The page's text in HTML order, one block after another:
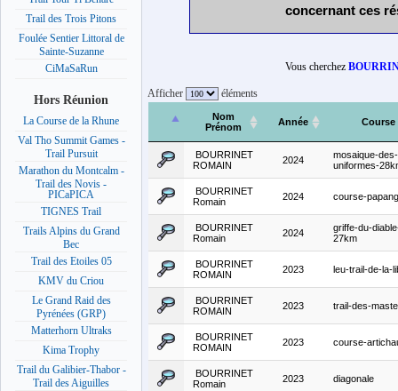
Trail des Trois Pitons
Foulée Sentier Littoral de
Sainte-Suzanne
CiMaSaRun
Hors Réunion
La Course de la Rhune
Val Tho Summit Games -
Trail Pursuit
Marathon du Montcalm -
Trail des Novis -
PICaPICA
TIGNES Trail
Trails Alpins du Grand
Bec
Trail des Etoiles 05
KMV du Criou
Le Grand Raid des
Pyrénées (GRP)
Matterhorn Ultraks
Kima Trophy
Trail du Galibier-Thabor -
Trail des Aiguilles
concernant ces
Vous cherchez
Afficher éléments
Nom
Prénom
Année Course
BOURRINET
ROMAIN
2024
mosaique-des-
uniformes-
BOURRINET
Romain
2024 course-
BOURRINET
Romain
2024
griffe-du-
27km
BOURRINET
ROMAIN
2023 leu-trail-de-la-
BOURRINET
ROMAIN
2023 trail-des-
BOURRINET
ROMAIN
2023 course-
BOURRINET
Romain
2023 diagonale